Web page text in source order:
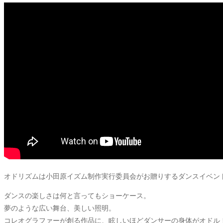
オドリズムは小田原イズム制作実行委員会がお贈りするダンスイベン
ダンスの楽しさは何と言ってもショーケース。
夢のような広い舞台、美しい照明。
コレオグラファーが創る作品に、眩しいほどダンサーの身体がオドル